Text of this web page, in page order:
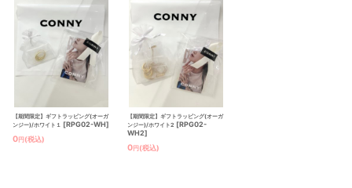
【期間限定】ギフトラッピング(オーガ
ンジー)/ホワイト１ [RPG02-WH]
0円 (税込)
【期間限定】ギフトラッピング(オーガ
ンジー)/ホワイト2 [RPG02-
WH2]
0円(税込)